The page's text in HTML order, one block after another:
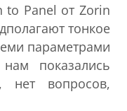
to Panel от Zorin
тонкое
параметрами
показались
нет вопросов,